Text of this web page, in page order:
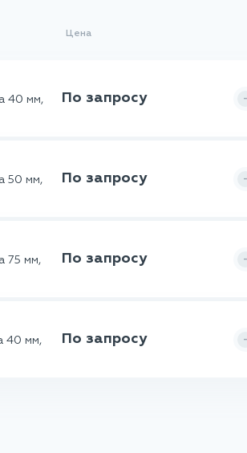
Цена
40 мм,
По запросу -
50 мм,
По запросу -
75 мм,
По запросу -
40 мм,
По запросу -